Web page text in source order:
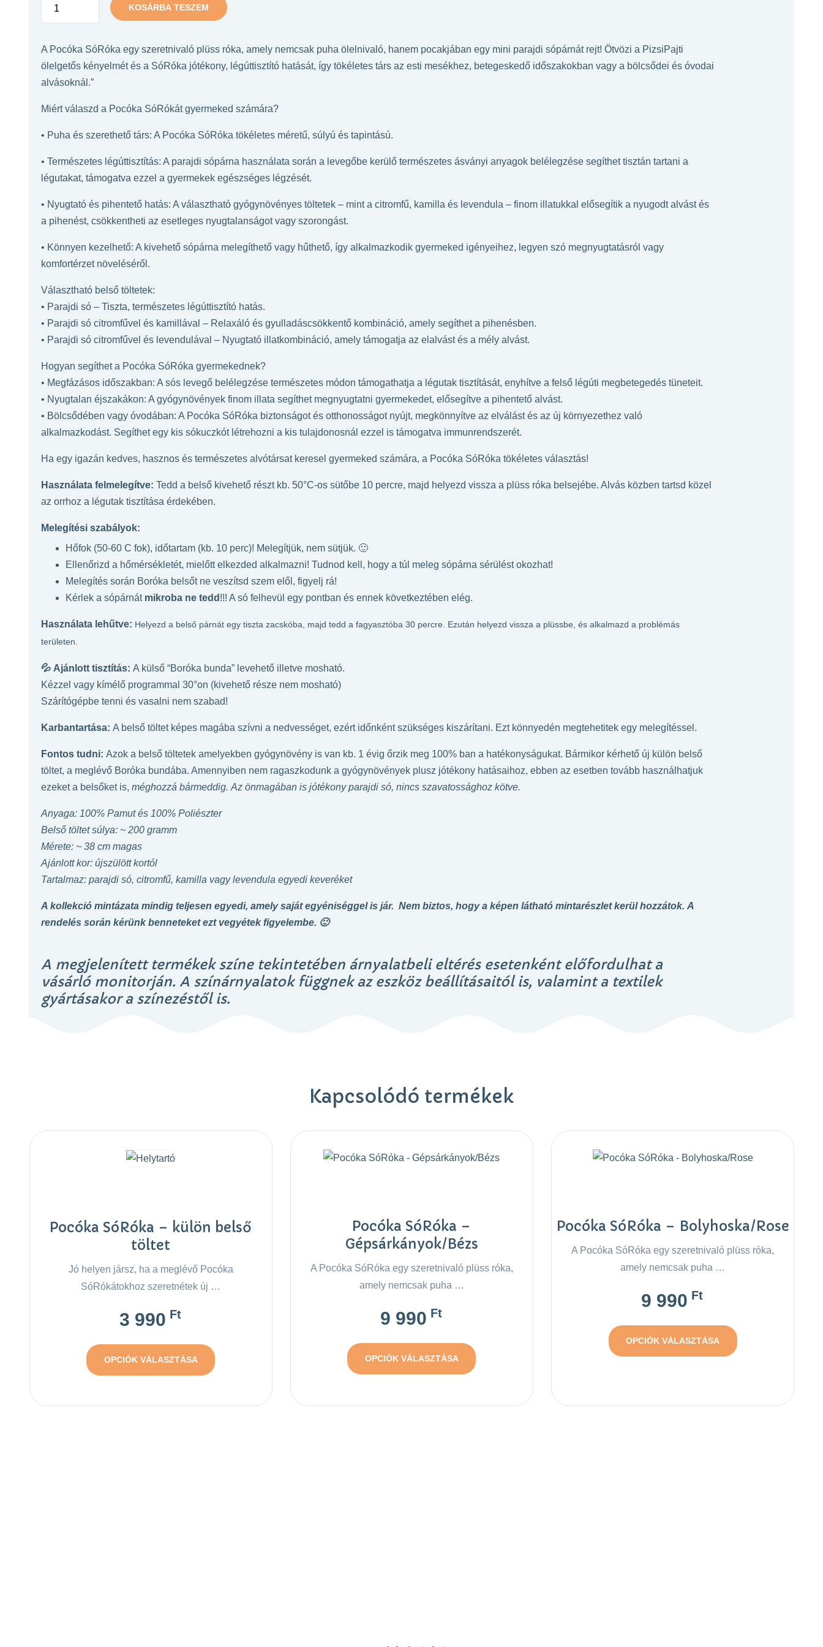
KOSÁRBA TESZEM
A Pocóka SóRóka egy szeretnivaló plüss róka, amely nemcsak puha ölelnivaló, hanem pocakjában egy mini parajdi sópárnát rejt! Ötvözi a PizsiPajti
ölelgetős kényelmét és a SóRóka jótékony, légúttisztító hatását, így tökéletes társ az esti mesékhez, betegeskedő időszakokban vagy a bölcsődei és óvodai
alvásoknál.”
Miért válaszd a Pocóka SóRókát gyermeked számára?
• Puha és szerethető társ: A Pocóka SóRóka tökéletes méretű, súlyú és tapintású.
• Természetes légúttisztítás: A parajdi sópárna használata során a levegőbe kerülő természetes ásványi anyagok belélegzése segíthet tisztán tartani a
légutakat, támogatva ezzel a gyermekek egészséges légzését.
• Nyugtató és pihentető hatás: A választható gyógynövényes töltetek – mint a citromfű, kamilla és levendula – finom illatukkal elősegítik a nyugodt alvást és
a pihenést, csökkentheti az esetleges nyugtalanságot vagy szorongást.
• Könnyen kezelhető: A kivehető sópárna melegíthető vagy hűthető, így alkalmazkodik gyermeked igényeihez, legyen szó megnyugtatásról vagy
komfortérzet növeléséről.
Választható belső töltetek:
• Parajdi só – Tiszta, természetes légúttisztító hatás.
• Parajdi só citromfűvel és kamillával – Relaxáló és gyulladáscsökkentő kombináció, amely segíthet a pihenésben.
• Parajdi só citromfűvel és levendulával – Nyugtató illatkombináció, amely támogatja az elalvást és a mély alvást.
Hogyan segíthet a Pocóka SóRóka gyermekednek?
• Megfázásos időszakban: A sós levegő belélegzése természetes módon támogathatja a légutak tisztítását, enyhítve a felső légúti megbetegedés tüneteit.
• Nyugtalan éjszakákon: A gyógynövények finom illata segíthet megnyugtatni gyermekedet, elősegítve a pihentető alvást.
• Bölcsődében vagy óvodában: A Pocóka SóRóka biztonságot és otthonosságot nyújt, megkönnyítve az elválást és az új környezethez való
alkalmazkodást. Segíthet egy kis sókuczkót létrehozni a kis tulajdonosnál ezzel is támogatva immunrendszerét.
Ha egy igazán kedves, hasznos és természetes alvótársat keresel gyermeked számára, a Pocóka SóRóka tökéletes választás!
Használata felmelegítve: Tedd a belső kivehető részt kb. 50°C-os sütőbe 10 percre, majd helyezd vissza a plüss róka belsejébe. Alvás közben tartsd közel
az orrhoz a légutak tisztítása érdekében.
Melegítési szabályok:
Hőfok (50-60 C fok), időtartam (kb. 10 perc)! Melegítjük, nem sütjük. 🙂
Ellenőrizd a hőmérsékletét, mielőtt elkezded alkalmazni! Tudnod kell, hogy a túl meleg sópárna sérülést okozhat!
Melegítés során Boróka belsőt ne veszítsd szem elől, figyelj rá!
Kérlek a sópárnát mikroba ne tedd !!! A só felhevül egy pontban és ennek következtében elég.
Használata lehűtve: Helyezd a belső párnát egy tiszta zacskóba, majd tedd a fagyasztóba 30 percre. Ezután helyezd vissza a plüssbe, és alkalmazd a problémás
területen.
💦 Ajánlott tisztítás: A külső “Boróka bunda” levehető illetve mosható.
Kézzel vagy kímélő programmal 30°on (kivehető része nem mosható)
Szárítógépbe tenni és vasalni nem szabad!
Karbantartása: A belső töltet képes magába szívni a nedvességet, ezért időnként szükséges kiszárítani. Ezt könnyedén megtehetitek egy melegítéssel.
Fontos tudni: Azok a belső töltetek amelyekben gyógynövény is van kb. 1 évig őrzik meg 100% ban a hatékonyságukat. Bármikor kérhető új külön belső
töltet, a meglévő Boróka bundába. Amennyiben nem ragaszkodunk a gyógynövények plusz jótékony hatásaihoz, ebben az esetben tovább használhatjuk
ezeket a belsőket is, méghozzá bármeddig. Az önmagában is jótékony parajdi só, nincs szavatossághoz kötve.
Anyaga: 100% Pamut és 100% Poliészter
Belső töltet súlya: ~ 200 gramm
Mérete: ~ 38 cm magas
Ajánlott kor: újszülött kortól
Tartalmaz: parajdi só, citromfű, kamilla vagy levendula egyedi keveréket
A kollekció mintázata mindig teljesen egyedi, amely saját egyéniséggel is jár. Nem biztos, hogy a képen látható mintarészlet kerül hozzátok. A
rendelés során kérünk benneteket ezt vegyétek figyelembe. 🙂
A megjelenített termékek színe tekintetében árnyalatbeli eltérés esetenként előfordulhat a
vásárló monitorján. A színárnyalatok függnek az eszköz beállításaitól is, valamint a textilek
gyártásakor a színezéstől is.
Kapcsolódó termékek
Pocóka SóRóka – külön belső
töltet
Jó helyen jársz, ha a meglévő Pocóka
SóRókátokhoz szeretnétek új …
3 990Ft
OPCIÓK VÁLASZTÁSA
Pocóka SóRóka –
Gépsárkányok/Bézs
A Pocóka SóRóka egy szeretnivaló plüss róka,
amely nemcsak puha …
9 990Ft
OPCIÓK VÁLASZTÁSA
Pocóka SóRóka – Bolyhoska/Rose
A Pocóka SóRóka egy szeretnivaló plüss róka,
amely nemcsak puha …
9 990Ft
OPCIÓK VÁLASZTÁSA